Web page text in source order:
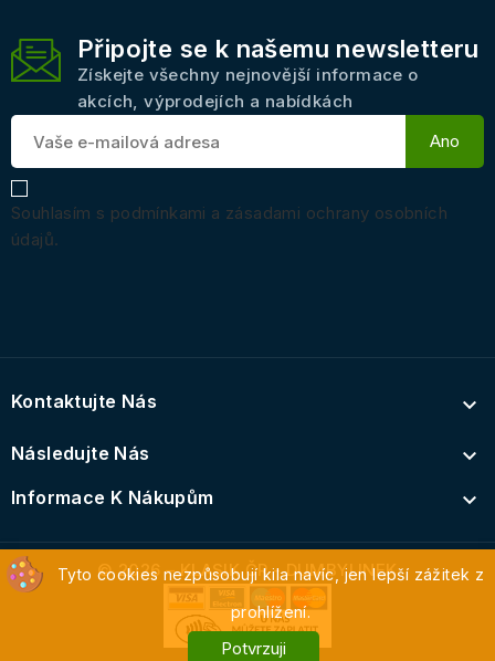
Připojte se k našemu newsletteru
Získejte všechny nejnovější informace o
akcích, výprodejích a nabídkách
Souhlasím s podmínkami a zásadami ochrany osobních
údajů.
Kontaktujte Nás 
Následujte Nás 
Informace K Nákupům 
Tyto cookies nezpůsobují kila navíc, jen lepší zážitek z
prohlížení.
Potvrzuji
© 2026 – KLASIK ČR - DUMBYLINEK